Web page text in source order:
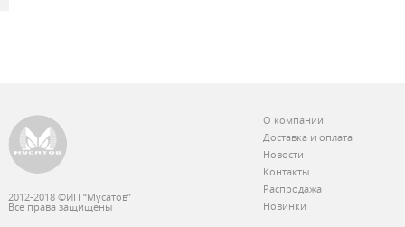
2012-2018 ©ИП “Мусатов”
Все права защищены
О компании
Доставка и оплата
Новости
Контакты
Распродажа
Новинки